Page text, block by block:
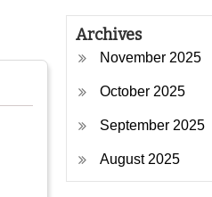
Archives
November 2025
October 2025
September 2025
August 2025